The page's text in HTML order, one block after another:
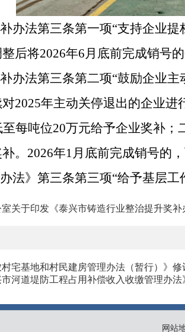
办法第三条第一项“支持企业提
后将2026年6月底前完成销号
办法第三条第二项“鼓励企业主
2025年主动关停退出的企业进
每吨位20万元给予企业奖补；
。 2026年1月底前完成销号的
法》第三条第三项“给予基层工
宅基地和村民建房管理办法（暂行）》修
河道堤防工程占用补偿收入收缴管理办法
关于印发《泰兴市铸造行业整治提升奖补
网站